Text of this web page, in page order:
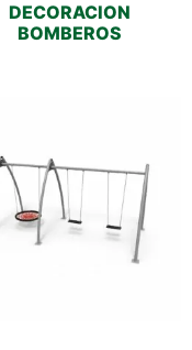
DECORACION
BOMBEROS